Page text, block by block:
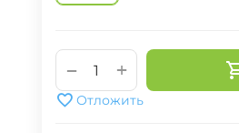
+
−
Отложить